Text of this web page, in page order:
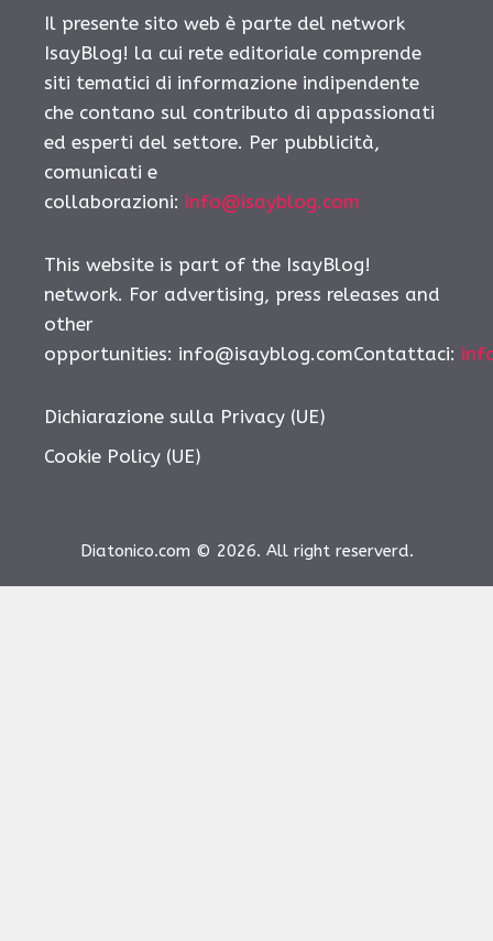
Il presente sito web è parte del network
IsayBlog! la cui rete editoriale comprende
siti tematici di informazione indipendente
che contano sul contributo di appassionati
ed esperti del settore. Per pubblicità,
comunicati e
collaborazioni: info@isayblog.com
This website is part of the IsayBlog!
network. For advertising, press releases and
other
opportunities: info@isayblog.comContattaci:
Dichiarazione sulla Privacy (UE)
Cookie Policy (UE)
Diatonico.com © 2026. All right reserverd.